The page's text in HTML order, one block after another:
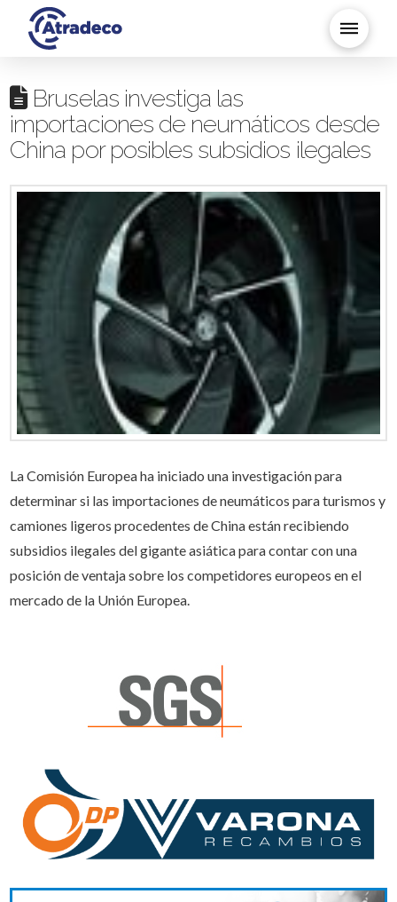
Bruselas investiga las
importaciones de neumáticos desde
China por posibles subsidios ilegales
La Comisión Europea ha iniciado una investigación para
determinar si las importaciones de neumáticos para turismos y
camiones ligeros procedentes de China están recibiendo
subsidios ilegales del gigante asiática para contar con una
posición de ventaja sobre los competidores europeos en el
mercado de la Unión Europea.